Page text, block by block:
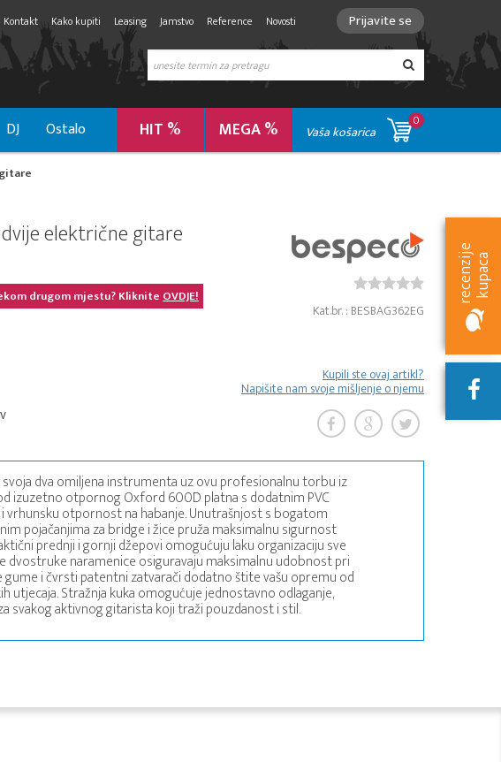
Prijavite se
Kontakt Kako kupiti Leasing Jamstvo Reference Novosti
DJ Ostalo Vaša košarica
0
MEGA %
HIT %
električne gitare
drugom mjestu? KlikniteOVDJE!
Kat.br. : BESBAG362EG
Kupili ste ovaj artikl?
Napišite nam svoje mišljenje o njemu
dva omiljena instrumenta uz ovu profesionalnu torbu iz
izuzetno otpornog Oxford 600D platna s dodatnim PVC
vrhunsku otpornost na habanje. Unutrašnjost s bogatom
pojačanjima za bridge i žice pruža maksimalnu sigurnost
prednji i gornji džepovi omogućuju laku organizaciju sve
dvostruke naramenice osiguravaju maksimalnu udobnost pri
i čvrsti patentni zatvarači dodatno štite vašu opremu od
utjecaja. Stražnja kuka omogućuje jednostavno odlaganje,
svakog aktivnog gitarista koji traži pouzdanost i stil.
r
e
c
e
n
z
ij
e
k
u
p
a
ca